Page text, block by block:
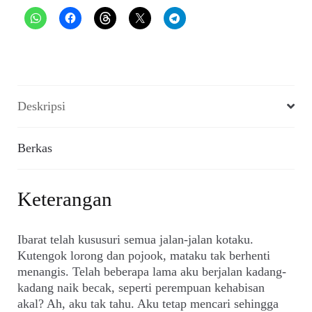
Deskripsi
Berkas
Keterangan
Ibarat telah kususuri semua jalan-jalan kotaku.
Kutengok lorong dan pojook, mataku tak berhenti
menangis. Telah beberapa lama aku berjalan kadang-
kadang naik becak, seperti perempuan kehabisan
akal? Ah, aku tak tahu. Aku tetap mencari sehingga